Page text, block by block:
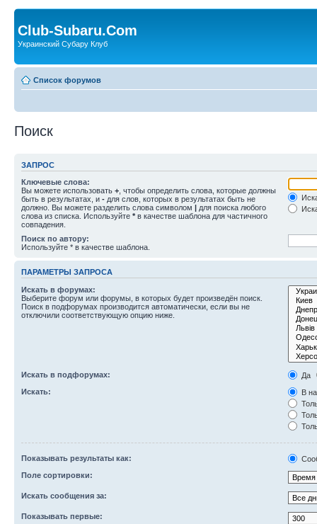
Club-Subaru.Com
Украинский Субару Клуб
Список форумов
Поиск
ЗАПРОС
Ключевые слова:
Вы можете использовать + , чтобы определить слова, которые должны
быть в результатах, и - для слов, которых в результатах быть не
должно. Вы можете разделить слова символом | для поиска любого
слова из списка. Используйте * в качестве шаблона для частичного
совпадения.
Поиск по автору:
Используйте * в качестве шаблона.
ПАРАМЕТРЫ ЗАПРОСА
Искать в форумах:
Выберите форум или форумы, в которых будет произведён поиск.
Поиск в подфорумах производится автоматически, если вы не
отключили соответствующую опцию ниже.
Искать в подфорумах:
Да
Искать:
В
Показывать результаты как:
Поле сортировки:
Искать сообщения за:
Показывать первые: